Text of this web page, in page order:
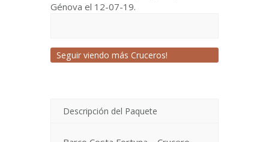
Génova el 12-07-19.
Seguir viendo más Cruceros!
Descripción del Paquete